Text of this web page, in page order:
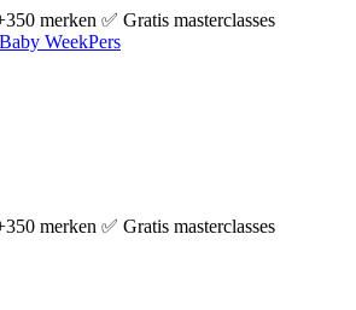
merken ✅ Gratis masterclasses
WeekPers
merken ✅ Gratis masterclasses